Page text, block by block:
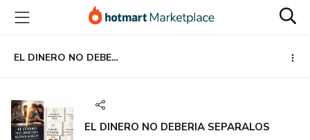
principal
página
de
página
EL DINERO NO DEBERIA SEPARALOS
EL DINERO NO DEBERIA SEPARALOS